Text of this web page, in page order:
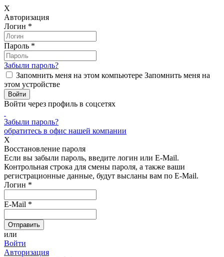
X
Авторизация
Логин *
Пароль *
Забыли пароль?
Запомнить меня на этом компьютере Запомнить меня на
этом устройстве
Войти через профиль в соцсетях
Забыли пароль?
обратитесь в офис нашей компании
X
Восстановление пароля
Если вы забыли пароль, введите логин или E-Mail.
Контрольная строка для смены пароля, а также ваши
регистрационные данные, будут высланы вам по E-Mail.
Логин *
E-Mail *
или
Войти
Авторизация